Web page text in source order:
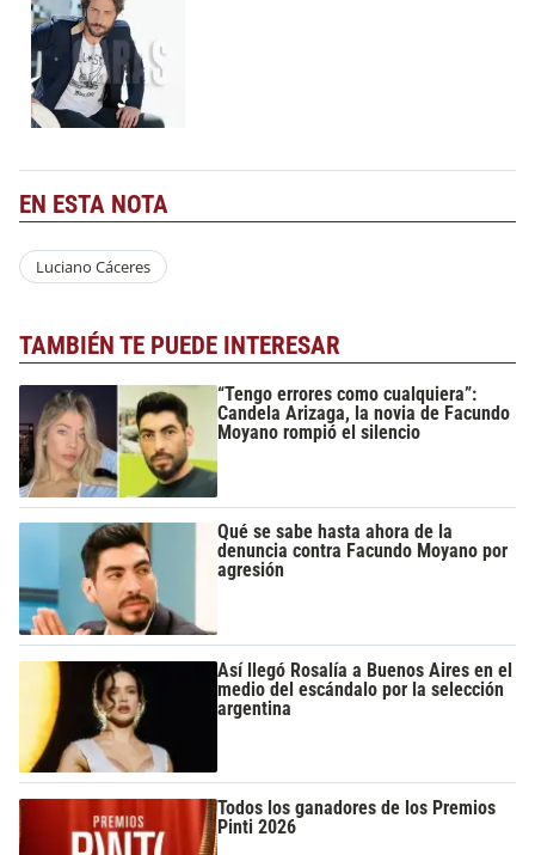
EN ESTA NOTA
Luciano Cáceres
TAMBIÉN TE PUEDE INTERESAR
“Tengo errores como cualquiera”:
Candela Arizaga, la novia de Facundo
Moyano rompió el silencio
Qué se sabe hasta ahora de la
denuncia contra Facundo Moyano por
agresión
Así llegó Rosalía a Buenos Aires en el
medio del escándalo por la selección
argentina
Todos los ganadores de los Premios
Pinti 2026